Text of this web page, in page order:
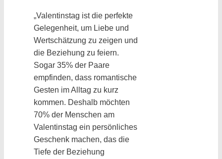
„Valentinstag ist die perfekte
Gelegenheit, um Liebe und
Wertschätzung zu zeigen und
die Beziehung zu feiern.
Sogar 35% der Paare
empfinden, dass romantische
Gesten im Alltag zu kurz
kommen. Deshalb möchten
70% der Menschen am
Valentinstag ein persönliches
Geschenk machen, das die
Tiefe der Beziehung